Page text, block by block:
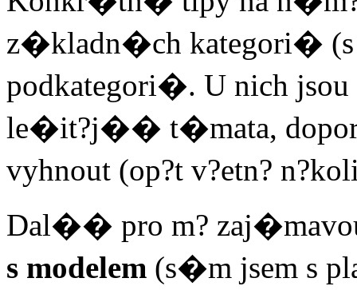
z�kladn�ch kategori�
podkategori�. U nich jsou
le�it?j�� t�mata,
vyhnout (op?t v?etn?
Dal�� pro m?
s modelem (s�m jsem s